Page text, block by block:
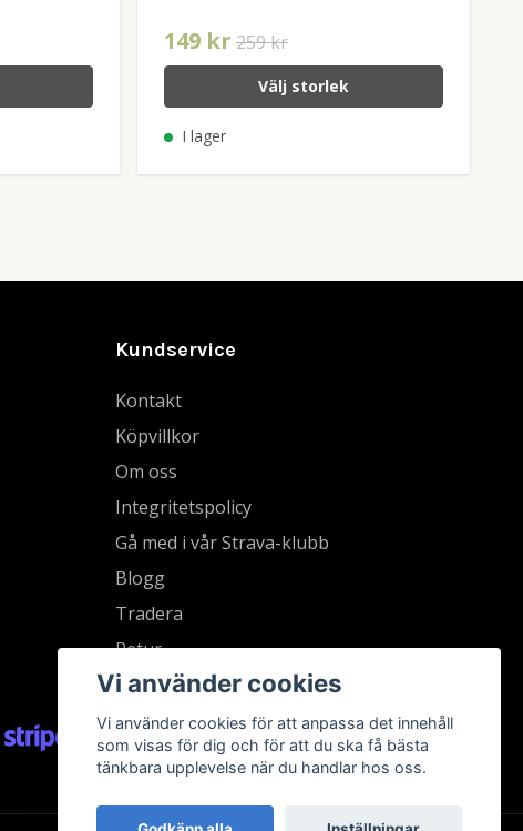
149 kr 259 kr
Välj storlek
I lager
Kundservice
Kontakt
Köpvillkor
Om oss
Integritetspolicy
Gå med i vår Strava-klubb
Blogg
Tradera
Retur
Vi använder cookies
Vi använder cookies för att anpassa det innehåll
som visas för dig och för att du ska få bästa
tänkbara upplevelse när du handlar hos oss.